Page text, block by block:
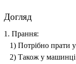
Догляд
1. Прання:
1) Потрібно прати
2) Також у машинці